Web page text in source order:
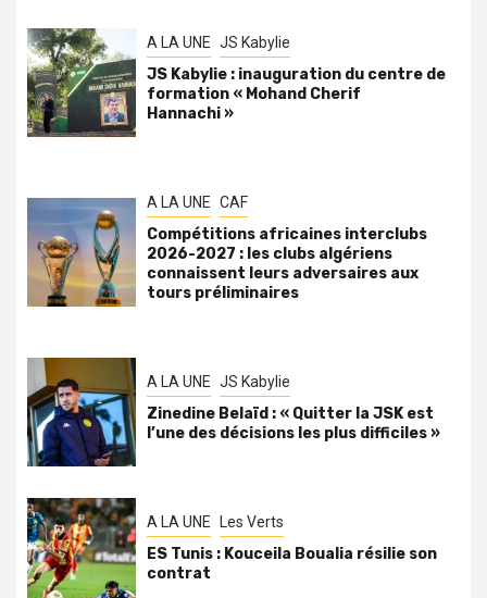
A LA UNE JS Kabylie
JS Kabylie : inauguration du centre de
formation « Mohand Cherif
Hannachi »
A LA UNE CAF
Compétitions africaines interclubs
2026-2027 : les clubs algériens
connaissent leurs adversaires aux
tours préliminaires
A LA UNE JS Kabylie
Zinedine Belaïd : « Quitter la JSK est
l’une des décisions les plus difficiles »
A LA UNE Les Verts
ES Tunis : Kouceila Boualia résilie son
contrat